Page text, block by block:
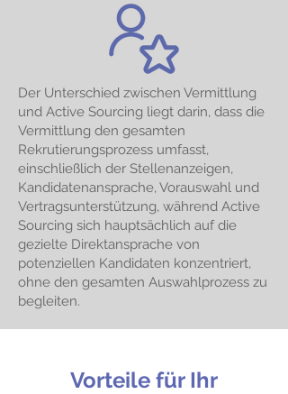
Der Unterschied zwischen Vermittlung
und Active Sourcing liegt darin, dass die
Vermittlung den gesamten
Rekrutierungsprozess umfasst,
einschließlich der Stellenanzeigen,
Kandidatenansprache, Vorauswahl und
Vertragsunterstützung, während Active
Sourcing sich hauptsächlich auf die
gezielte Direktansprache von
potenziellen Kandidaten konzentriert,
ohne den gesamten Auswahlprozess zu
begleiten.
Vorteile für Ihr